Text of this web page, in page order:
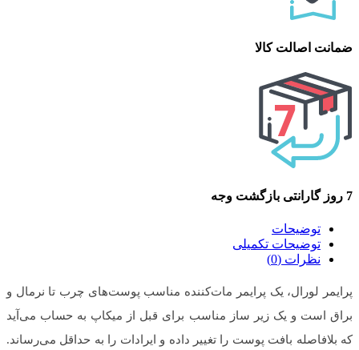
ضمانت اصالت کالا
7 روز گارانتی بازگشت وجه
توضیحات
توضیحات تکمیلی
نظرات (0)
پرایمر لورال، یک پرایمر مات‌کننده مناسب پوست‌های چرب تا نرمال و
براق است و یک زیر ساز مناسب برای قبل از میکاپ به حساب می‌آید
که بلافاصله بافت پوست را تغییر داده و ایرادات را به حداقل می‌رساند.